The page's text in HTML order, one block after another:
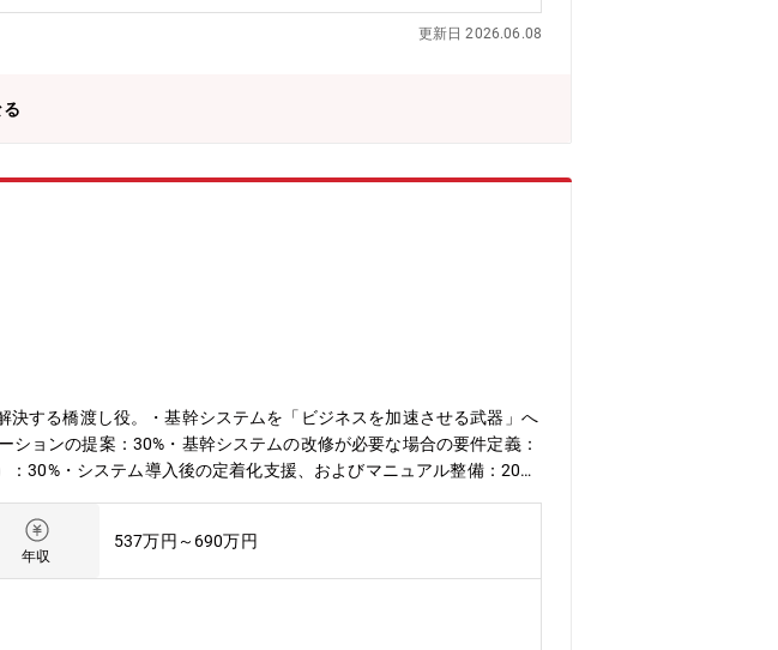
更新日 2026.06.08
決する橋渡し役。・基幹システムを「ビジネスを加速させる武器」へ
ョンの提案：30%・基幹システムの改修が必要な場合の要件定義：
30%・システム導入後の定着化支援、およびマニュアル整備：20%
長）1名とその下に2名が在籍。【同社で働く魅力】定年60歳、再
や給与ダウンはありませんので、長期的にキャリアを形成していた
プ会社です。同グループ内に於いても、事業分野として非常に重要
、及び産業用モータに特化し、エアコン用ブラシレスDCモータに
い製品を生み出すことにより、空調・産業分野の発展に貢献してい
年収
537万円～690万円